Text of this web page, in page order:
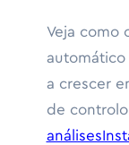
Veja como
automático
a crescer
de